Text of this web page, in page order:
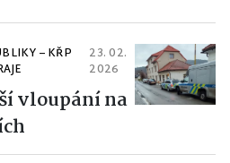
– KŘP
23. 02.
2026
vloupání na